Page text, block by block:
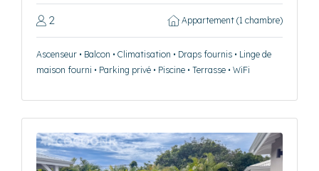
2 Appartement (1 chambre)
Ascenseur • Balcon • Climatisation • Draps fournis • Linge de
maison fourni • Parking privé • Piscine • Terrasse • WiFi